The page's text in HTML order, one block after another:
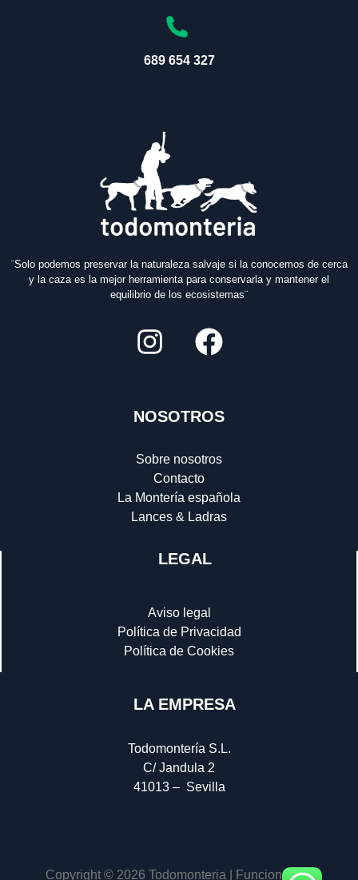
689 654 327
¨Solo podemos preservar la naturaleza salvaje si la conocemos de cerca
y la caza es la mejor herramienta para conservarla y mantener el
equilibrio de los ecosistemas¨
NOSOTROS
Sobre nosotros
Contacto
La Montería española
Lances & Ladras
LEGAL
Aviso legal
Política de Privacidad
Política de Cookies
LA EMPRESA
Todomontería S.L.
C/ Jandula 2
41013 – Sevilla
Copyright © 2026 Todomonteria | Funciona con